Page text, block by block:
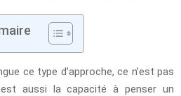
ce type d’approche, ce n’est pas
aussi la capacité à penser un